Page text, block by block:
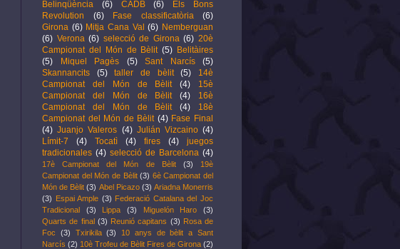
Belinqüència
(6) CADB (6)
Els Bons
Revolution
(6) Fase classificatòria
(6)
Girona (6) Mitja Cana Val (6) Nemberguan
(6) Verona (6) selecció de Girona (6) 20è
Campionat del Món de Bèlit (5) Belitàires
(5)
Miquel Pagès (5) Sant Narcís
(5)
Skannancits
(5) taller de bèlit (5)
14è
Campionat del Món de Bèlit
(4)
15è
Campionat del Món de Bèlit
(4)
16è
Campionat del Món de Bèlit
(4)
18è
Campionat del Món de Bèlit (4) Fase Final
(4) Juanjo Valeros (4) Julián Vizcaino (4)
Límit-7
(4) Tocatì (4) fires (4)
juegos
tradicionales (4) selecció de Barcelona (4)
17è Campionat del Món de Bèlit (3)
19è
Campionat del Món de Bèlit (3) 6è Campionat del
Món de Bèlit (3) Abel Picazo (3) Ariadna Monerris
(3) Espai Ample (3) Federació Catalana del Joc
Tradicional
(3) Lippa (3) Miguelón Haro
(3)
Quarts de final (3) Reunió capitans (3) Rosa de
Foc
(3) Txirikila (3)
10 anys de bèlit a Sant
Narcís (2) 10è Trofeu de Bèlit Fires de Girona (2)